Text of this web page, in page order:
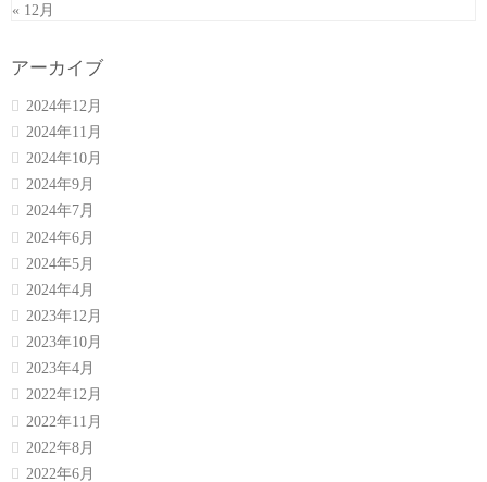
« 12月
アーカイブ
2024年12月
2024年11月
2024年10月
2024年9月
2024年7月
2024年6月
2024年5月
2024年4月
2023年12月
2023年10月
2023年4月
2022年12月
2022年11月
2022年8月
2022年6月